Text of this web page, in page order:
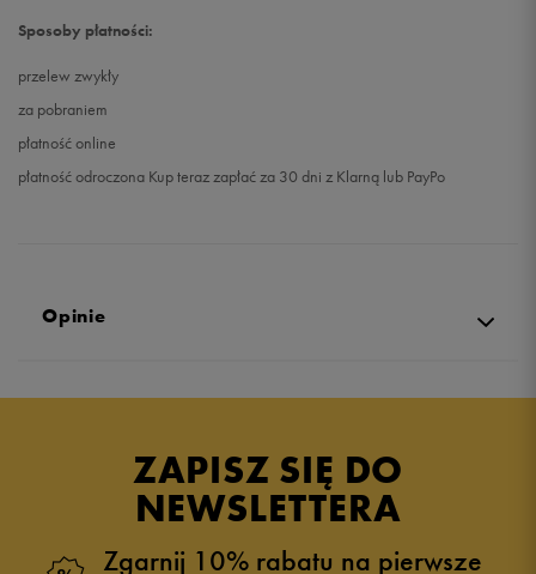
Sposoby płatności:
przelew zwykły
za pobraniem
płatność online
płatność odroczona Kup teraz zapłać za 30 dni z Klarną lub PayPo
Opinie
ZAPISZ SIĘ DO
NEWSLETTERA
Zgarnij 10% rabatu na pierwsze